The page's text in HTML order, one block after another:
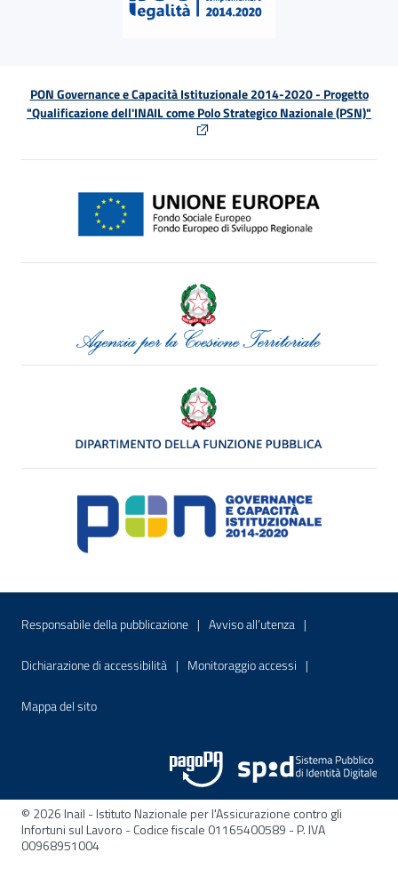
PON Governance e Capacità Istituzionale 2014-2020 - Progetto
"Qualificazione dell'INAIL come Polo Strategico Nazionale (PSN)"
Menu di servizio
Responsabile della pubblicazione Sito interno - Apre in una nuova
Avviso all’utenza Sito interno -
Dichiarazione di accessibilità Sito interno - Apre in una nuova finestra
Monitoraggio accessi Sito interno -
Mappa del sitoSito interno - Apre nella stessa finestra
© 2026 Inail - Istituto Nazionale per l'Assicurazione contro gli
Infortuni sul Lavoro - Codice fiscale 01165400589 - P. IVA
00968951004